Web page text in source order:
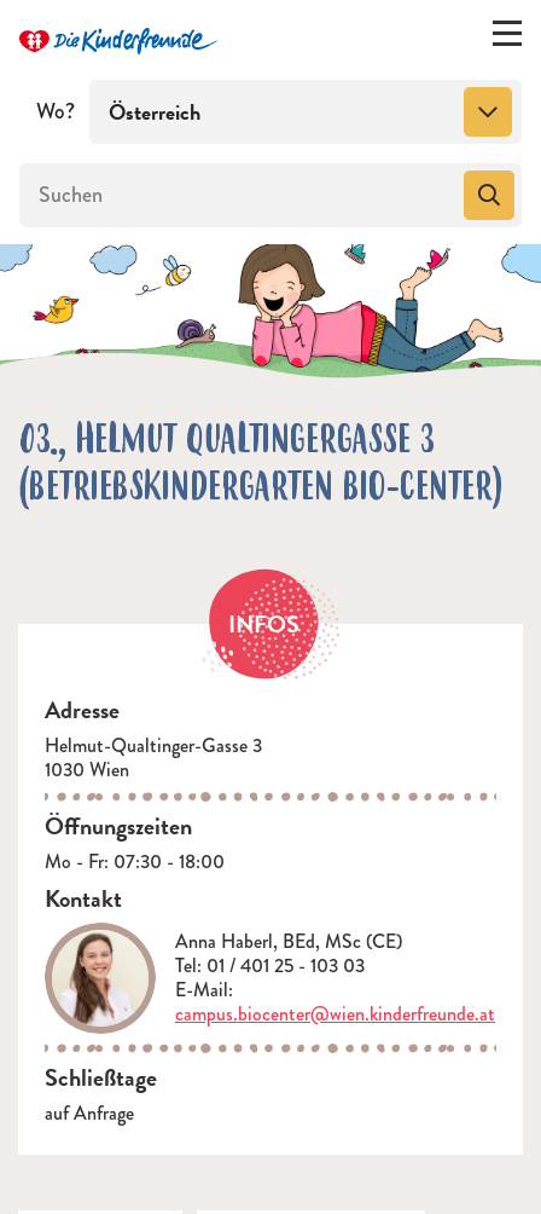
Wo? Österreich
03., HELMUT QUALTINGERGASSE 3
(BETRIEBSKINDERGARTEN BIO-CENTER)
INFOS
Adresse
Helmut-Qualtinger-Gasse 3
1030 Wien
Öffnungszeiten
Mo - Fr: 07:30 - 18:00
Kontakt
Anna Haberl, BEd, MSc (CE)
Tel: 01 / 401 25 - 103 03
E-Mail:
campus.biocenter@wien.kinderfreunde.at
Schließtage
auf Anfrage